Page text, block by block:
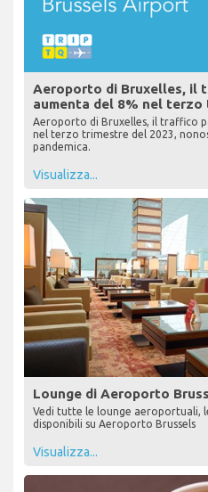
Aeroporto di Bruxelles, il
aumenta del 8% nel terzo
Aeroporto di Bruxelles, il traffico
nel terzo trimestre del 2023,
pandemica.
Visualizza...
Lounge di Aeroporto
Vedi tutte le lounge aeroportuali,
disponibili su Aeroporto Brussels
Visualizza...